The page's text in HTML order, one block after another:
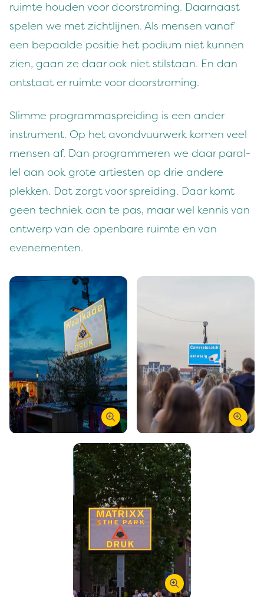
ruimte houden voor doorstro­ming. Daar­naast
spe­len we met zichtli­j­nen. Als mensen vanaf
een bepaalde posi­tie het podi­um niet kun­nen
zien, gaan ze daar ook niet stil­staan. En dan
ontstaat er ruimte voor doorstroming.
Slimme pro­gram­masprei­d­ing is een ander
instru­ment. Op het avond­vu­ur­w­erk komen veel
mensen af. Dan pro­gram­meren we daar par­al­
lel aan ook grote arti­esten op drie andere
plekken. Dat zorgt voor sprei­d­ing. Daar komt
geen tech­niek aan te pas, maar wel ken­nis van
ontwerp van de open­bare ruimte en van
evenementen.